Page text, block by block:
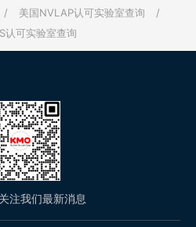
/ 美国NVLAP认可实验室查询
/
认可实验室查询
注我们最新消息